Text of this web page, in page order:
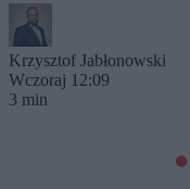
Krzysztof Jabłonowski
Wczoraj 12:09
3 min